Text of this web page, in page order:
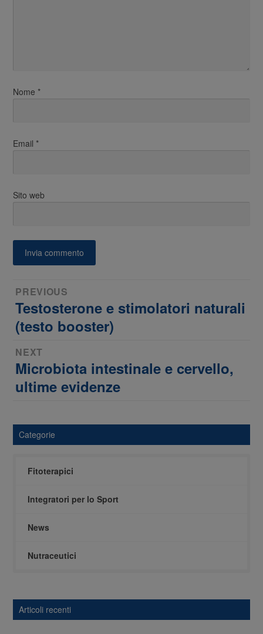
Nome*
Email*
Sito web
Navigazione
articoli
PREVIOUS
Previous
post:
Testosterone e stimolatori naturali
(testo booster)
NEXT
Next
post:
Microbiota intestinale e cervello,
ultime evidenze
Categorie
Fitoterapici
Integratori per lo Sport
News
Nutraceutici
Articoli recenti